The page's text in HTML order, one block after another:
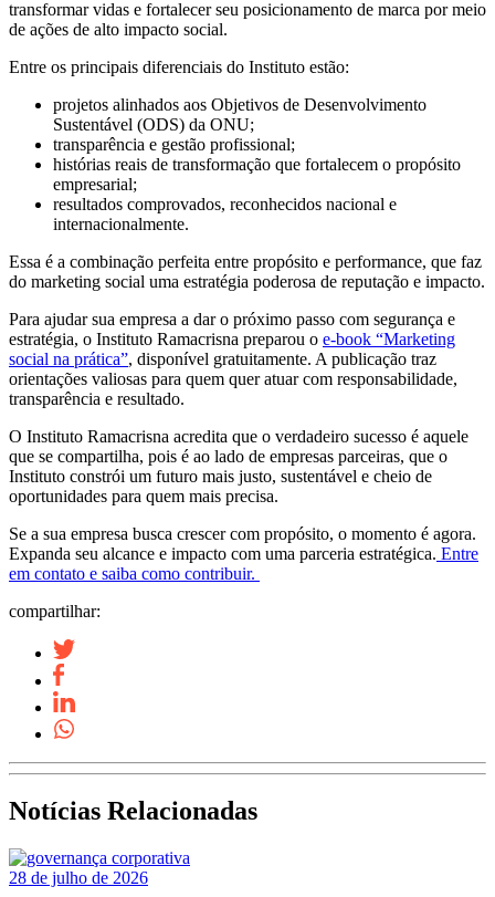
transformar vidas e fortalecer seu posicionamento de marca por meio
de ações de alto impacto social.
Entre os principais diferenciais do Instituto estão:
projetos alinhados aos Objetivos de Desenvolvimento
Sustentável (ODS) da ONU;
transparência e gestão profissional;
histórias reais de transformação que fortalecem o propósito
empresarial;
resultados comprovados, reconhecidos nacional e
internacionalmente.
Essa é a combinação perfeita entre propósito e performance, que faz
do marketing social uma estratégia poderosa de reputação e impacto.
Para ajudar sua empresa a dar o próximo passo com segurança e
estratégia, o Instituto Ramacrisna preparou o e-book “Marketing
social na prática”, disponível gratuitamente. A publicação traz
orientações valiosas para quem quer atuar com responsabilidade,
transparência e resultado.
O Instituto Ramacrisna acredita que o verdadeiro sucesso é aquele
que se compartilha, pois é ao lado de empresas parceiras, que o
Instituto constrói um futuro mais justo, sustentável e cheio de
oportunidades para quem mais precisa.
Se a sua empresa busca crescer com propósito, o momento é agora.
Expanda seu alcance e impacto com uma parceria estratégica. Entre
em contato e saiba como contribuir.
compartilhar:
Notícias Relacionadas
28 de julho de 2026